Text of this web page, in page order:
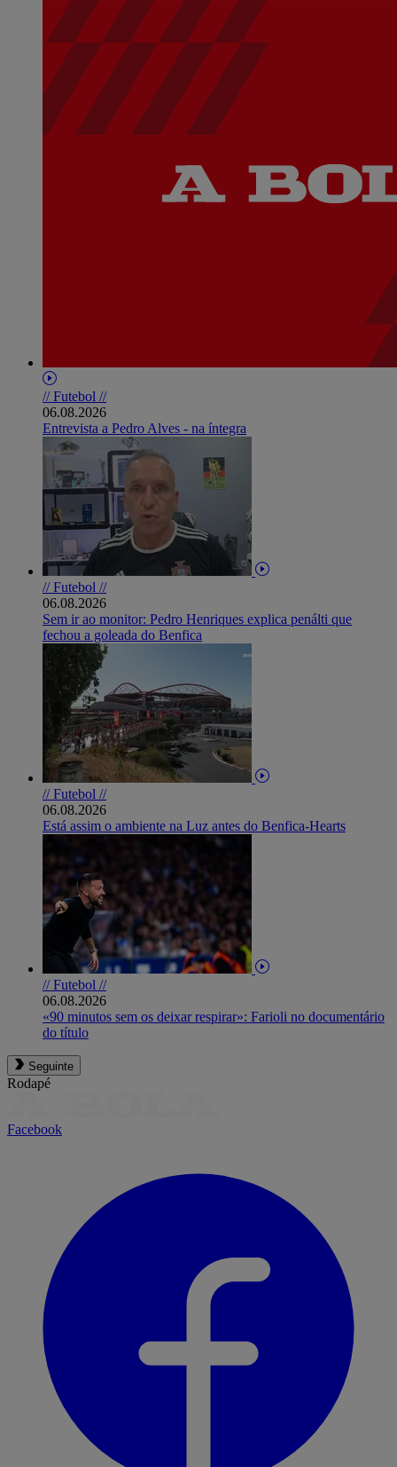
// Futebol //
06.08.2026
Entrevista a Pedro Alves - na íntegra
// Futebol //
06.08.2026
Sem ir ao monitor: Pedro Henriques explica penálti que
fechou a goleada do Benfica
// Futebol //
06.08.2026
Está assim o ambiente na Luz antes do Benfica-Hearts
// Futebol //
06.08.2026
«90 minutos sem os deixar respirar»: Farioli no documentário
do título
Seguinte
Rodapé
Facebook